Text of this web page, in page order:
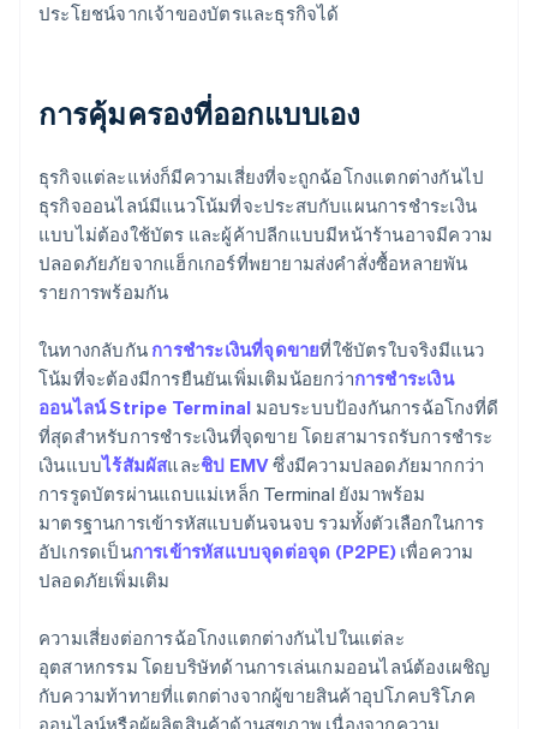
ประโยชน์จากเจ้าของบัตรและธุรกิจได้
การคุ้มครองที่ออกแบบเอง
ธุรกิจแต่ละแห่งก็มีความเสี่ยงที่จะถูกฉ้อโกงแตกต่างกันไป
ธุรกิจออนไลน์มีแนวโน้มที่จะประสบกับแผนการชําระเงิน
แบบไม่ต้องใช้บัตร และผู้ค้าปลีกแบบมีหน้าร้านอาจมีความ
ปลอดภัยภัยจากแฮ็กเกอร์ที่พยายามส่งคำสั่งซื้อหลายพัน
รายการพร้อมกัน
ในทางกลับกัน การชําระเงินที่จุดขายที่ใช้บัตรใบจริงมีแนว
โน้มที่จะต้องมีการยืนยันเพิ่มเติมน้อยกว่าการชําระเงิน
ออนไลน์Stripe Terminal มอบระบบป้องกันการฉ้อโกงที่ดี
ที่สุดสําหรับการชําระเงินที่จุดขาย โดยสามารถรับการชําระ
เงินแบบไร้สัมผัสและชิป EMVซึ่งมีความปลอดภัยมากกว่า
การรูดบัตรผ่านแถบแม่เหล็ก Terminal ยังมาพร้อม
มาตรฐานการเข้ารหัสแบบต้นจนจบ รวมทั้งตัวเลือกในการ
อัปเกรดเป็นการเข้ารหัสแบบจุดต่อจุด (P2PE)เพื่อความ
ปลอดภัยเพิ่มเติม
ความเสี่ยงต่อการฉ้อโกงแตกต่างกันไปในแต่ละ
อุตสาหกรรม โดยบริษัทด้านการเล่นเกมออนไลน์ต้องเผชิญ
กับความท้าทายที่แตกต่างจากผู้ขายสินค้าอุปโภคบริโภค